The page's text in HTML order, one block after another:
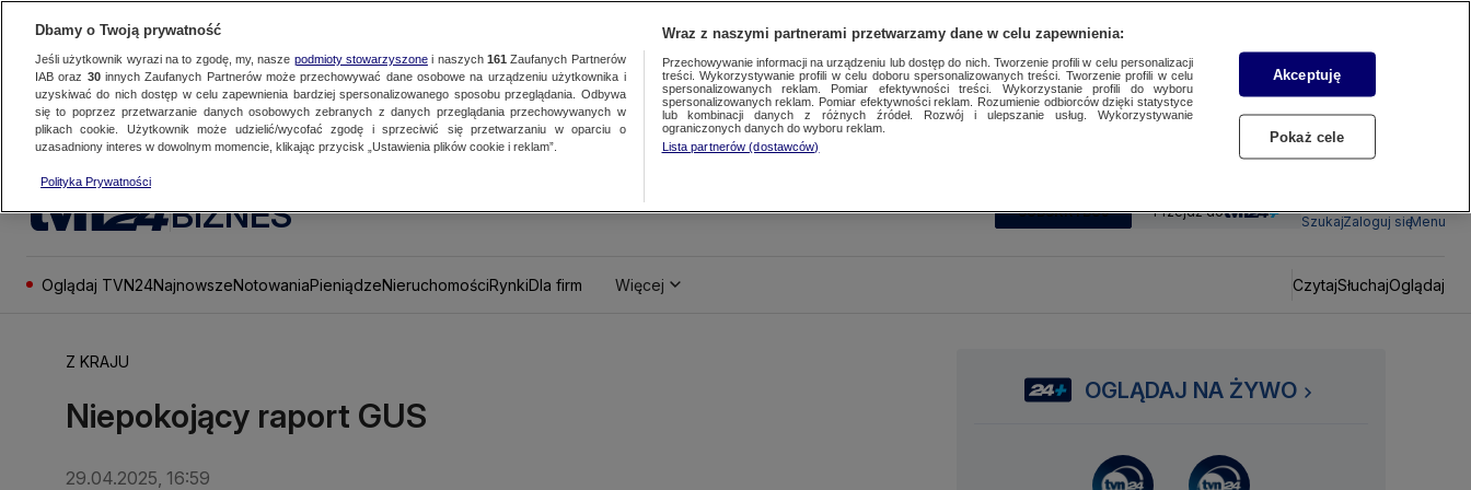
BIZNES SUBSKRYBUJ Przejdź do
SzukajZaloguj sięMenu
Oglądaj TVN24NajnowszeNotowaniaPieniądzeNieruchomościRynkiDla firm Więcej CzytajSłuchajOglądaj
Z KRAJU
Niepokojący raport GUS
29.04.2025, 16:59
OGLĄDAJ NA ŻYWO
Dbamy o Twoją prywatność
Jeśli użytkownik wyrazi na to zgodę, my, nasze podmioty stowarzyszonei naszych 161 Zaufanych Partnerów
IAB oraz 30innych Zaufanych Partnerów może przechowywać dane osobowe na urządzeniu użytkownika i
uzyskiwać do nich dostęp w celu zapewnienia bardziej spersonalizowanego sposobu przeglądania. Odbywa
się to poprzez przetwarzanie danych osobowych zebranych z danych przeglądania przechowywanych w
plikach cookie. Użytkownik może udzielić/wycofać zgodę i sprzeciwić się przetwarzaniu w oparciu o
uzasadniony interes w dowolnym momencie, klikając przycisk „Ustawienia plików cookie i reklam”.
Polityka Prywatności
Wraz z naszymi partnerami przetwarzamy dane w celu zapewnienia:
Przechowywanie informacji na urządzeniu lub dostęp do nich. Tworzenie profili w celu personalizacji
treści. Wykorzystywanie profili w celu doboru spersonalizowanych treści. Tworzenie profili w celu
spersonalizowanych reklam. Pomiar efektywności treści. Wykorzystanie profili do wyboru
spersonalizowanych reklam. Pomiar efektywności reklam. Rozumienie odbiorców dzięki statystyce
lub kombinacji danych z różnych źródeł. Rozwój i ulepszanie usług. Wykorzystywanie
ograniczonych danych do wyboru reklam.
Lista partnerów (dostawców)
Akceptuję
Pokaż cele